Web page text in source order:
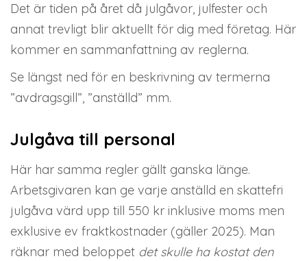
Det är tiden på året då julgåvor, julfester och
annat trevligt blir aktuellt för dig med företag. Här
kommer en sammanfattning av reglerna.
Se längst ned för en beskrivning av termerna
”avdragsgill”, ”anställd” mm.
Julgåva till personal
Här har samma regler gällt ganska länge.
Arbetsgivaren kan ge varje anställd en skattefri
julgåva värd upp till 550 kr inklusive moms men
exklusive ev fraktkostnader (gäller 2025). Man
räknar med beloppet det skulle ha kostat den